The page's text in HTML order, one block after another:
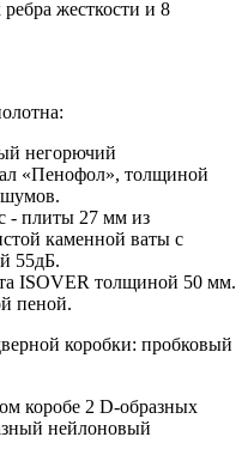
жесткости и 8
негорючий
«Пенофол», толщиной
- плиты 27 мм из
каменной ваты с
55дБ.
ISOVER толщиной 50 мм.
пеной.
коробки: пробковый
коробе 2 D-образных
нейлоновый